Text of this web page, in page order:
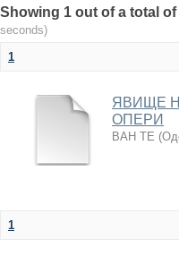
Showing 1 out of a total
seconds)
1
ЯВИЩЕ
ОПЕРИ
ВАН ТЕ (
1